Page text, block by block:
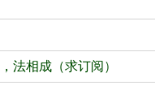
法相成（求订阅）